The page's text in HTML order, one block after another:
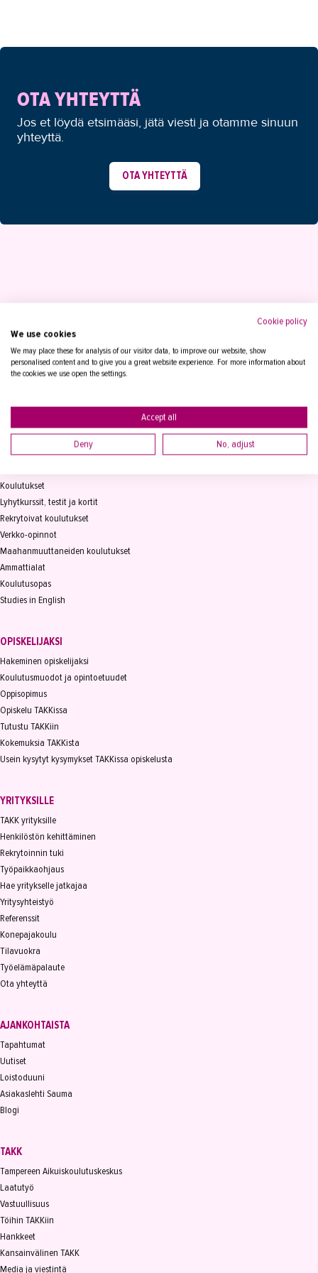
OTA YHTEYTTÄ
Jos et löydä etsimääsi, jätä viesti ja otamme sinuun
yhteyttä.
OTA YHTEYTTÄ
Tampereen Aikuiskoulutuskeskus
PL 15, 33821 Tampere
Vaihde03 2361 111
Koulutukset
Lyhytkurssit, testit ja kortit
Rekrytoivat koulutukset
Verkko-opinnot
Maahanmuuttaneiden koulutukset
Ammattialat
Koulutusopas
Studies in English
OPISKELIJAKSI
Hakeminen opiskelijaksi
Koulutusmuodot ja opintoetuudet
Oppisopimus
Opiskelu TAKKissa
Tutustu TAKKiin
Kokemuksia TAKKista
Usein kysytyt kysymykset TAKKissa opiskelusta
YRITYKSILLE
TAKK yrityksille
Henkilöstön kehittäminen
Rekrytoinnin tuki
Työpaikkaohjaus
Hae yritykselle jatkajaa
Yritysyhteistyö
Referenssit
Konepajakoulu
Tilavuokra
Työelämäpalaute
Ota yhteyttä
AJANKOHTAISTA
Tapahtumat
Uutiset
Loistoduuni
Asiakaslehti Sauma
Blogi
TAKK
Tampereen Aikuiskoulutuskeskus
Laatutyö
Vastuullisuus
Töihin TAKKiin
Hankkeet
Kansainvälinen TAKK
Media ja viestintä
Cookie policy
We use cookies
We may place these for analysis of our visitor data, to improve our website, show
personalised content and to give you a great website experience. For more information about
the cookies we use open the settings.
Accept all
Deny No, adjust